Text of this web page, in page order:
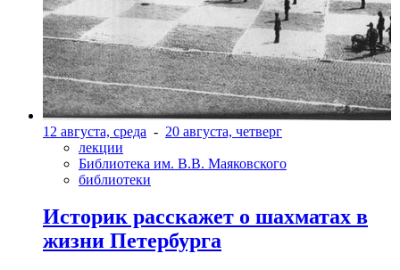
12 августа, среда - 20 августа, четверг
лекции
Библиотека им. В.В. Маяковского
библиотеки
Историк расскажет о шахматах в
жизни Петербурга